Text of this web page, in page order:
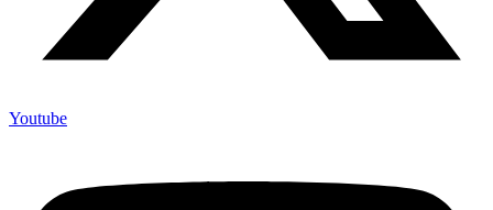
Youtube